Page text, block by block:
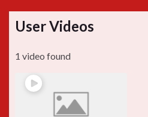
User Videos
1 video found